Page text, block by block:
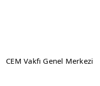
CEM Vakfı Genel Merkezi